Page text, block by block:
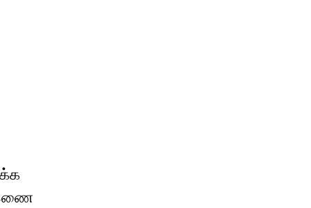
இணை